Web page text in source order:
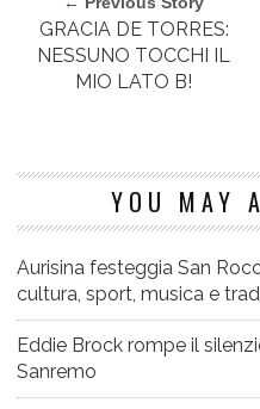
GRACIA DE TORRES:
NESSUNO TOCCHI IL
MIO LATO B!
YOU MAY
Aurisina festeggia San
cultura, sport, musica e
Eddie Brock rompe il
Sanremo